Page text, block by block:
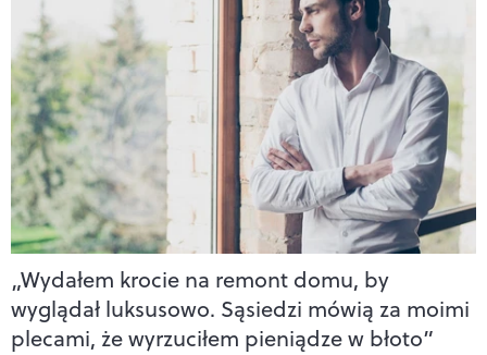
„Wydałem krocie na remont domu, by
wyglądał luksusowo. Sąsiedzi mówią za moimi
plecami, że wyrzuciłem pieniądze w błoto”